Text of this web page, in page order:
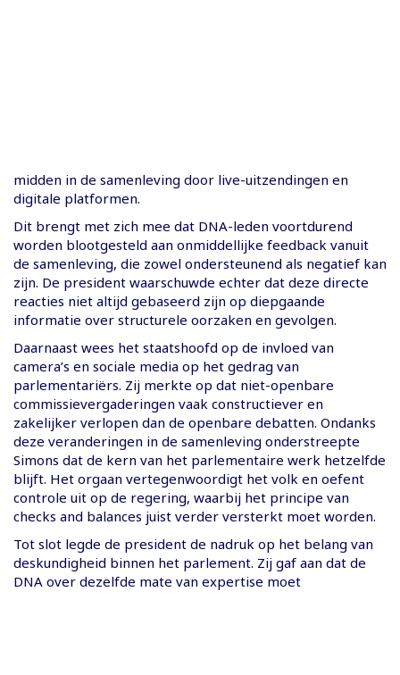
midden in de samenleving door live-uitzendingen en
digitale platformen.
Dit brengt met zich mee dat DNA-leden voortdurend
worden blootgesteld aan onmiddellijke feedback vanuit
de samenleving, die zowel ondersteunend als negatief kan
zijn. De president waarschuwde echter dat deze directe
reacties niet altijd gebaseerd zijn op diepgaande
informatie over structurele oorzaken en gevolgen.
​Daarnaast wees het staatshoofd op de invloed van
camera’s en sociale media op het gedrag van
parlementariërs. Zij merkte op dat niet-openbare
commissievergaderingen vaak constructiever en
zakelijker verlopen dan de openbare debatten. Ondanks
deze veranderingen in de samenleving onderstreepte
Simons dat de kern van het parlementaire werk hetzelfde
blijft. Het orgaan vertegenwoordigt het volk en oefent
controle uit op de regering, waarbij het principe van
checks and balances juist verder versterkt moet worden.
​Tot slot legde de president de nadruk op het belang van
deskundigheid binnen het parlement. Zij gaf aan dat de
DNA over dezelfde mate van expertise moet